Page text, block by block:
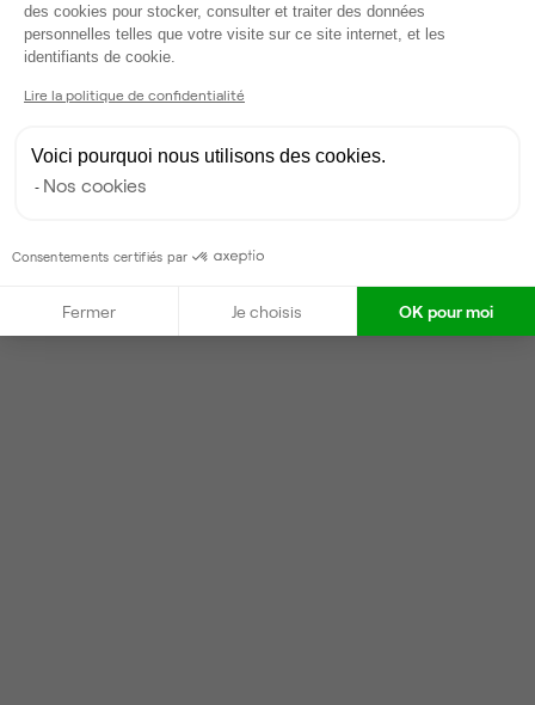
Partenaire depuis 2022
Répond en moins d'une heure
Taux de réponse : 40%
des cookies pour stocker, consulter et traiter des données
personnelles telles que votre visite sur ce site internet, et les
identifiants de cookie.
Lire la politique de confidentialité
Voici pourquoi nous utilisons des cookies.
Nos cookies
Consentements certifiés par
Fermer Je choisis OK pour moi